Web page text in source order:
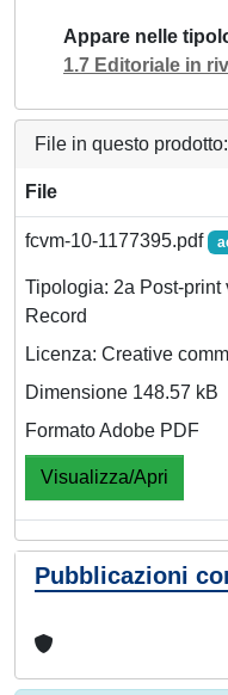
Appare nelle
1.7 Editoriale in
File in questo prodotto:
File
fcvm-10-1177395.pdf
Tipologia: 2a Post-
Record
Licenza: Creative
Dimensione 148.57 kB
Formato Adobe PDF
Visualizza/Apri
Pubblicazioni